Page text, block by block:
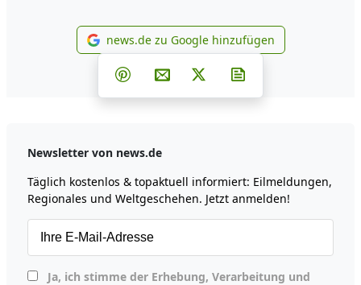
news.de zu Google
news.de zu Google hinzufügen
Teilen auf Facebook
Teilen auf Whatsapp
Teilen auf Telegram
Teilen auf Pinterest
Per E-Mail teilen
Post auf X
Newsletter von news.de
Täglich kostenlos & topaktuell informiert: Eilmeldungen,
Regionales und Weltgeschehen. Jetzt anmelden!